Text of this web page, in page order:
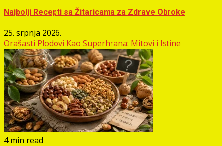
Najbolji Recepti sa Žitaricama za Zdrave Obroke
25. srpnja 2026.
Orašasti Plodovi Kao Superhrana: Mitovi i Istine
4 min read